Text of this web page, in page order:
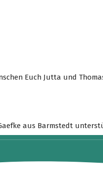
Euch Jutta und
aus Barmstedt